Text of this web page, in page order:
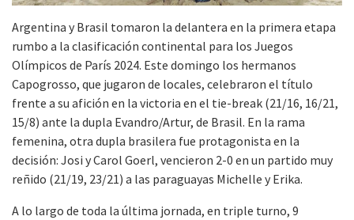
Argentina y Brasil tomaron la delantera en la primera etapa
rumbo a la clasificación continental para los Juegos
Olímpicos de París 2024. Este domingo los hermanos
Capogrosso, que jugaron de locales, celebraron el título
frente a su afición en la victoria en el tie-break (21/16, 16/21,
15/8) ante la dupla Evandro/Artur, de Brasil. En la rama
femenina, otra dupla brasilera fue protagonista en la
decisión: Josi y Carol Goerl, vencieron 2-0 en un partido muy
reñido (21/19, 23/21) a las paraguayas Michelle y Erika.
A lo largo de toda la última jornada, en triple turno, 9